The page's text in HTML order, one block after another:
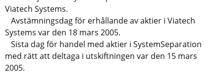
Viatech Systems.
Avstämningsdag för erhållande av aktier i Viatech
Systems var den 18 mars 2005.
Sista dag för handel med aktier i SystemSeparation
med rätt att deltaga i utskiftningen var den 15 mars
2005.